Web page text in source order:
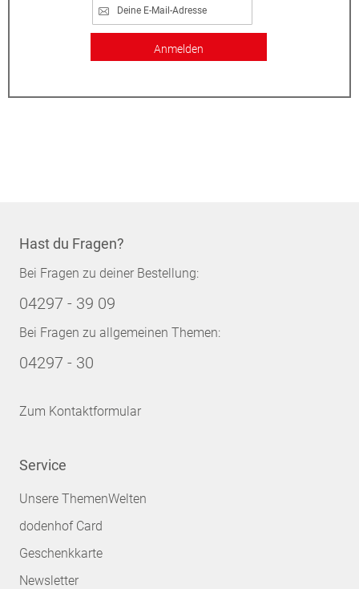
Anmelden
Hast du Fragen?
Bei Fragen zu deiner Bestellung:
04297 - 39 09
Bei Fragen zu allgemeinen Themen:
04297 - 30
Zum Kontaktformular
Service
Unsere ThemenWelten
dodenhof Card
Geschenkkarte
Newsletter